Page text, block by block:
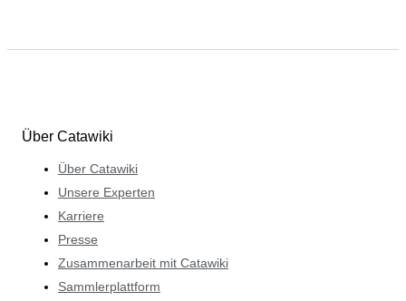
Über Catawiki
Über Catawiki
Unsere Experten
Karriere
Presse
Zusammenarbeit mit Catawiki
Sammlerplattform